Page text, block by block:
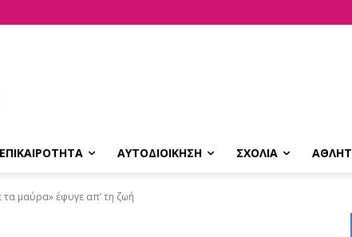
ΕΠΙΚΑΙΡΟΤΗΤΑ ΑΥΤΟΔΙΟΙΚΗΣΗ ΣΧΟΛΙΑ
μαύρα» έφυγε απ’ τη ζωή